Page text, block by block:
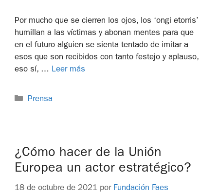
Por mucho que se cierren los ojos, los ‘ongi etorris’
humillan a las víctimas y abonan mentes para que
en el futuro alguien se sienta tentado de imitar a
esos que son recibidos con tanto festejo y aplauso,
eso sí, … Leer más
Prensa
¿Cómo hacer de la Unión
Europea un actor estratégico?
18 de octubre de 2021 por Fundación Faes